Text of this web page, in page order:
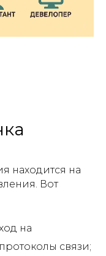
находится на
Вот
на
связи;